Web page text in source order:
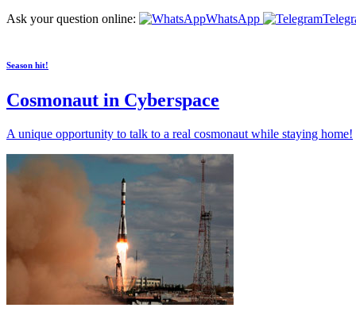
Ask your question online:
WhatsApp
Season hit!
Cosmonaut in Cyberspace
A unique opportunity to talk to a real cosmonaut while staying home!